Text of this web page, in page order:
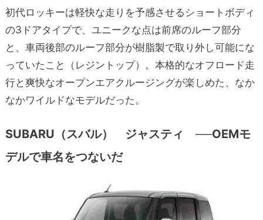
初代ロッキーは軽快な走りを予感させるショートボディ
の3ドアタイプで、ユニークな点は前席のルーフ部分
と、車両後部のルーフ部分が樹脂製で取り外し可能にな
っていたこと（レジントップ）。本格的なオフロード走
行と爽快なオープンエアクルージングが楽しめた、なか
なかワイルドなモデルだった。
SUBARU（スバル） ジャスティ ──OEMモ
デルで車名をつないだ